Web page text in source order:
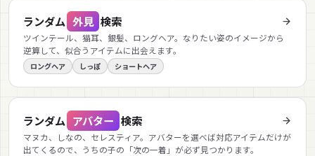
ランダム 外見 検索
ツインテール、猫耳、銀髪、ロングヘア。なりたい姿のイメージから
逆算して、似合うアイテムに出会えます。
ロングヘア しっぽ ショートヘア
ランダム アバター 検索
マヌカ、しなの、セレスティア。アバターを選べば対応アイテムだけが
出てくるので、うちの子の「次の一着」が必ず見つかります。